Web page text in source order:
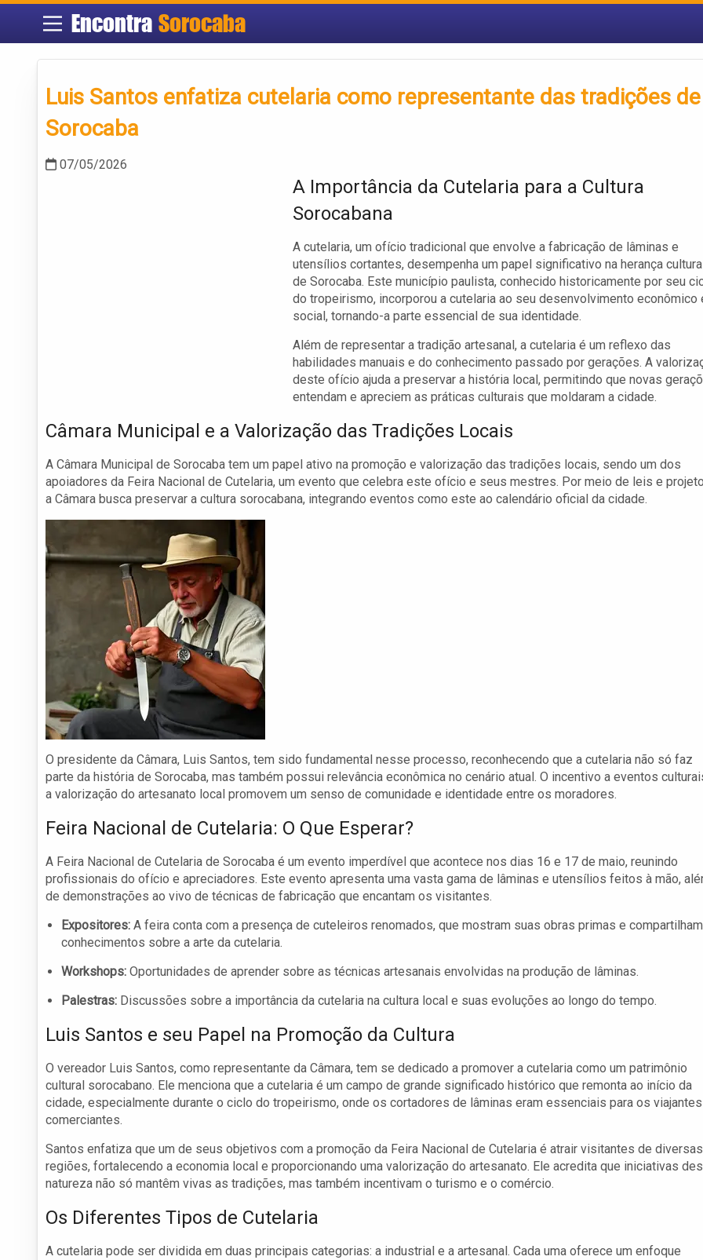
Encontra Sorocaba
Luis Santos enfatiza cutelaria como representante das tradições de
Sorocaba
07/05/2026
A Importância da Cutelaria para a Cultura
Sorocabana
A cutelaria, um ofício tradicional que envolve a fabricação de lâminas e
utensílios cortantes, desempenha um papel significativo na herança
de Sorocaba. Este município paulista, conhecido historicamente por seu
do tropeirismo, incorporou a cutelaria ao seu desenvolvimento econômico
social, tornando-a parte essencial de sua identidade.
Além de representar a tradição artesanal, a cutelaria é um reflexo das
habilidades manuais e do conhecimento passado por gerações. A
deste ofício ajuda a preservar a história local, permitindo que novas
entendam e apreciem as práticas culturais que moldaram a cidade.
Câmara Municipal e a Valorização das Tradições Locais
A Câmara Municipal de Sorocaba tem um papel ativo na promoção e valorização das tradições locais, sendo um dos
apoiadores da Feira Nacional de Cutelaria, um evento que celebra este ofício e seus mestres. Por meio de leis e
a Câmara busca preservar a cultura sorocabana, integrando eventos como este ao calendário oficial da cidade.
O presidente da Câmara, Luis Santos, tem sido fundamental nesse processo, reconhecendo que a cutelaria não só faz
parte da história de Sorocaba, mas também possui relevância econômica no cenário atual. O incentivo a eventos
a valorização do artesanato local promovem um senso de comunidade e identidade entre os moradores.
Feira Nacional de Cutelaria: O Que Esperar?
A Feira Nacional de Cutelaria de Sorocaba é um evento imperdível que acontece nos dias 16 e 17 de maio, reunindo
profissionais do ofício e apreciadores. Este evento apresenta uma vasta gama de lâminas e utensílios feitos à mão,
de demonstrações ao vivo de técnicas de fabricação que encantam os visitantes.
Expositores: A feira conta com a presença de cuteleiros renomados, que mostram suas obras primas e compartilham
conhecimentos sobre a arte da cutelaria.
Workshops: Oportunidades de aprender sobre as técnicas artesanais envolvidas na produção de lâminas.
Palestras: Discussões sobre a importância da cutelaria na cultura local e suas evoluções ao longo do tempo.
Luis Santos e seu Papel na Promoção da Cultura
O vereador Luis Santos, como representante da Câmara, tem se dedicado a promover a cutelaria como um patrimônio
cultural sorocabano. Ele menciona que a cutelaria é um campo de grande significado histórico que remonta ao início da
cidade, especialmente durante o ciclo do tropeirismo, onde os cortadores de lâminas eram essenciais para os
comerciantes.
Santos enfatiza que um de seus objetivos com a promoção da Feira Nacional de Cutelaria é atrair visitantes de diversas
regiões, fortalecendo a economia local e proporcionando uma valorização do artesanato. Ele acredita que iniciativas
natureza não só mantêm vivas as tradições, mas também incentivam o turismo e o comércio.
Os Diferentes Tipos de Cutelaria
A cutelaria pode ser dividida em duas principais categorias: a industrial e a artesanal. Cada uma oferece um enfoque